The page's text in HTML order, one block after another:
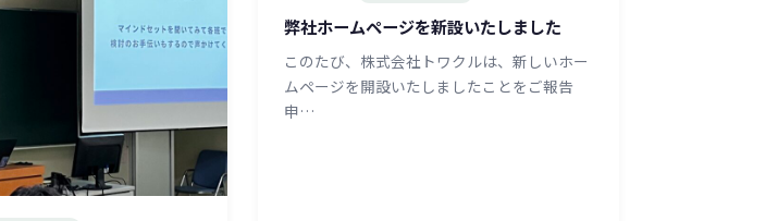
弊社ホームページを新設いたしました
このたび、株式会社トワクルは、新しいホー
ムページを開設いたしましたことをご報告
申…